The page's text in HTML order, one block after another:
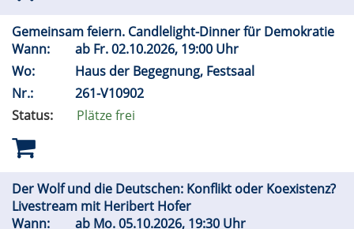
Gemeinsam feiern. Candlelight-Dinner für Demokratie
Wann:
ab Fr.02.10.2026, 19:00 Uhr
Wo:
Haus der Begegnung, Festsaal
Nr.:
261-V10902
Status:
Plätze frei
Der Wolf und die Deutschen: Konflikt oder Koexistenz?
Livestream mit Heribert Hofer
Wann:
ab Mo.05.10.2026, 19:30 Uhr